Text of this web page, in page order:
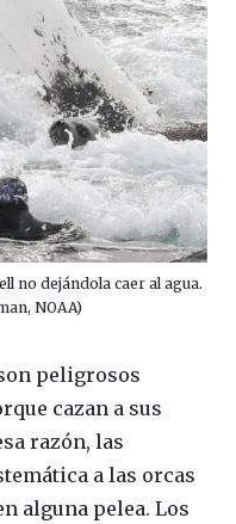
no dejándola caer al agua.
NOAA)
peligrosos
cazan a sus
razón, las
a las orcas
alguna pelea. Los